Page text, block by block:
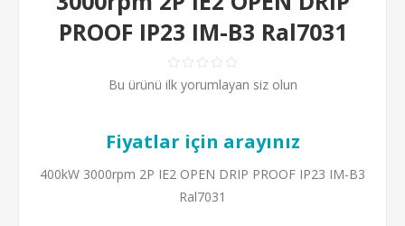
PROOF IP23 IM-B3 Ral7031
Bu ürünü ilk yorumlayan siz olun
Fiyatlar için arayınız
400kW 3000rpm 2P IE2 OPEN DRIP PROOF IP23 IM-B3
Ral7031